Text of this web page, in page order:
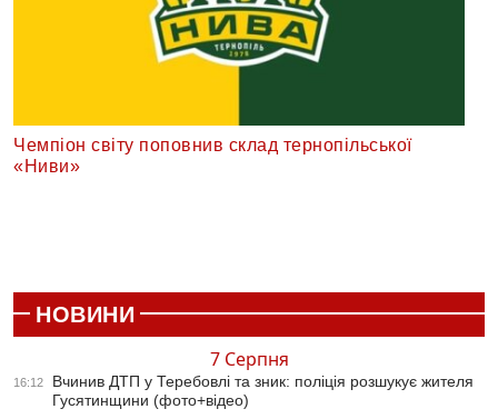
Чемпіон світу поповнив склад тернопільської
«Ниви»
НОВИНИ
7 Серпня
16:12
Вчинив ДТП у Теребовлі та зник: поліція розшукує жителя
Гусятинщини (фото+відео)